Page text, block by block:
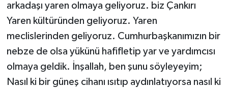
arkadaşı yaren olmaya geliyoruz. biz Çankırı
Yaren kültüründen geliyoruz. Yaren
meclislerinden geliyoruz. Cumhurbaşkanımızın bir
nebze de olsa yükünü hafifletip yar ve yardımcısı
olmaya geldik. İnşallah, ben şunu söyleyeyim;
Nasıl ki bir güneş cihanı ısıtıp aydınlatıyorsa nasıl ki